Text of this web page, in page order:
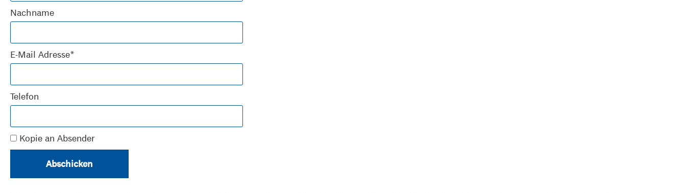
Nachname
E-Mail Adresse*
Telefon
Kopie an Absender
Abschicken